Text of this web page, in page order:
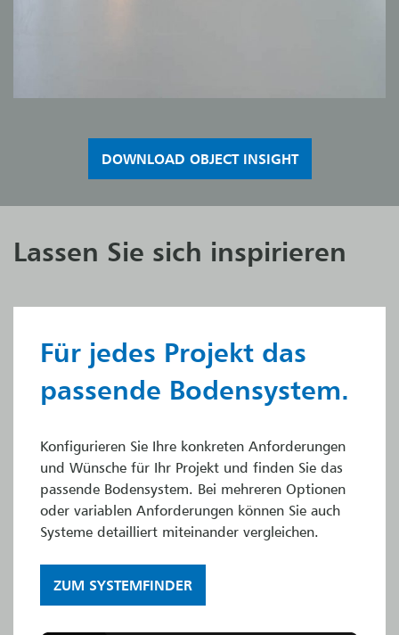
DOWNLOAD OBJECT INSIGHT
Lassen Sie sich inspirieren
Für jedes Projekt das
passende Bodensystem.
Konfigurieren Sie Ihre konkreten Anforderungen
und Wünsche für Ihr Projekt und finden Sie das
passende Bodensystem. Bei mehreren Optionen
oder variablen Anforderungen können Sie auch
Systeme detailliert miteinander vergleichen.
ZUM SYSTEMFINDER